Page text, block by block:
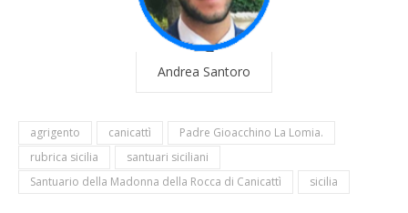
Andrea Santoro
agrigento canicattì
Padre Gioacchino La Lomia.
rubrica sicilia
santuari siciliani
Santuario della Madonna della Rocca di Canicattì
sicilia